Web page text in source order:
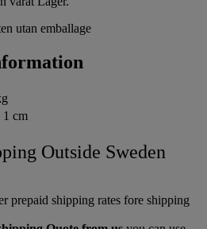
utan emballage
1 cm
Outside Sweden
prepaid shipping rates fore shipping